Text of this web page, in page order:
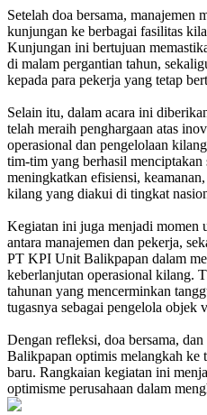
Setelah doa bersama, manajemen
kunjungan ke berbagai fasilitas
Kunjungan ini bertujuan
di malam pergantian tahun,
kepada para pekerja yang tetap
Selain itu, dalam acara ini
telah meraih penghargaan atas
operasional dan pengelolaan
tim-tim yang berhasil
meningkatkan efisiensi,
kilang yang diakui di tingkat
Kegiatan ini juga menjadi momen
antara manajemen dan pekerja,
PT KPI Unit Balikpapan dalam
keberlanjutan operasional kilang.
tahunan yang mencerminkan
tugasnya sebagai pengelola objek
Dengan refleksi, doa bersama,
Balikpapan optimis melangkah ke
baru. Rangkaian kegiatan ini
optimisme perusahaan dalam